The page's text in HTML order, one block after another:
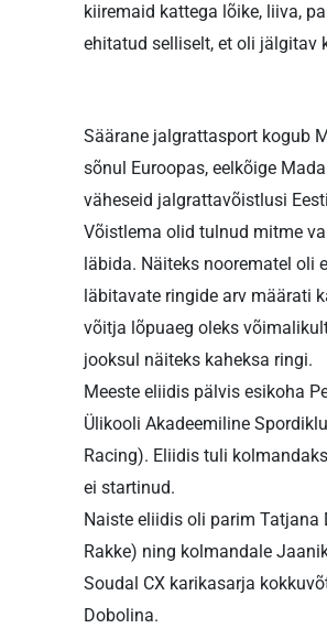
kiiremaid kattega lõike, liiva,
ehitatud selliselt, et oli jälgitav
Säärane jalgrattasport kogub
sõnul Euroopas, eelkõige
väheseid jalgrattavõistlusi
Võistlema olid tulnud mitme
läbida. Näiteks noorematel
läbitavate ringide arv määrati
võitja lõpuaeg oleks
jooksul näiteks kaheksa ringi.
Meeste eliidis pälvis esikoha
Ülikooli Akadeemiline
Racing). Eliidis tuli
ei startinud.
Naiste eliidis oli parim Tatjana
Rakke) ning kolmandale
Soudal CX karikasarja
Dobolina.